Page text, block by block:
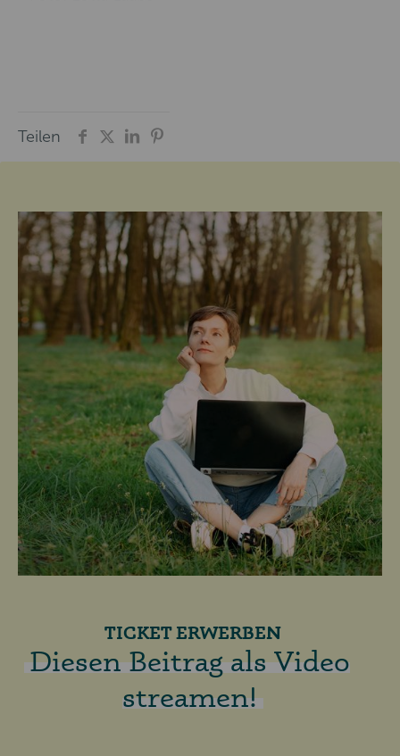
Teilen
TICKET ERWERBEN
Diesen Beitrag als Video
streamen!